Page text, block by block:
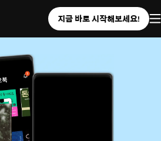
지금 바로 시작해보세요!